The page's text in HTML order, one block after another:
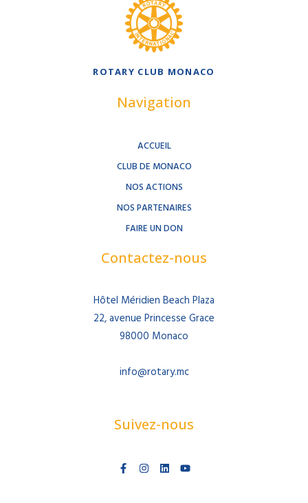
ROTARY CLUB MONACO
Navigation
ACCUEIL
CLUB DE MONACO
NOS ACTIONS
NOS PARTENAIRES
FAIRE UN DON
Contactez-nous
Hôtel Méridien Beach Plaza
22, avenue Princesse Grace
98000 Monaco
info@rotary.mc
Suivez-nous
a n i o